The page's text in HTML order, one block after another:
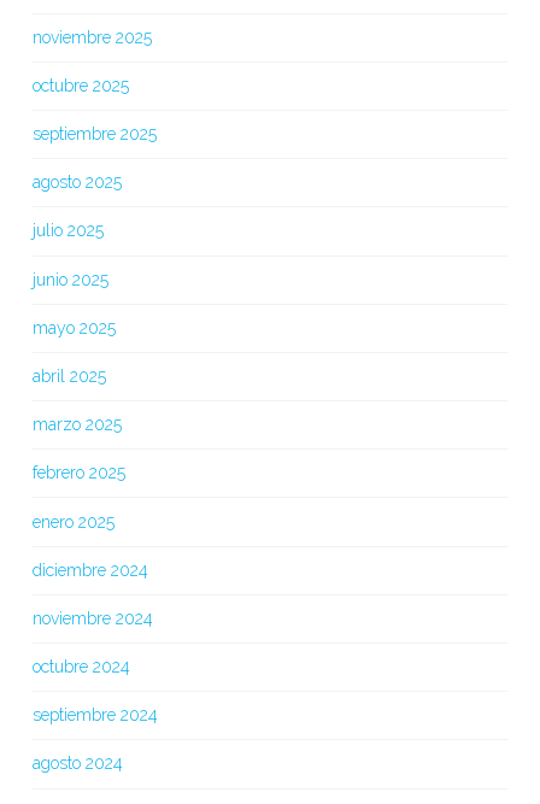
noviembre 2025
octubre 2025
septiembre 2025
agosto 2025
julio 2025
junio 2025
mayo 2025
abril 2025
marzo 2025
febrero 2025
enero 2025
diciembre 2024
noviembre 2024
octubre 2024
septiembre 2024
agosto 2024